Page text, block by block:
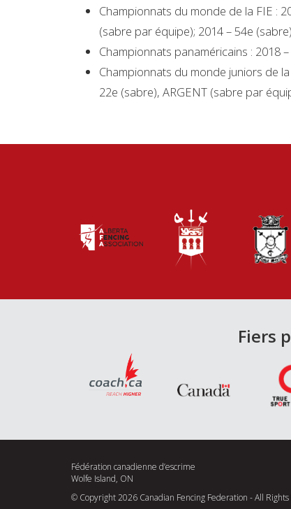
Championnats du monde de la FIE :
(sabre par équipe); 2014 – 54e
Championnats panaméricains : 2018
Championnats du monde juniors de
22e (sabre), ARGENT (sabre par
Fiers
Fédération canadienne d’escrime
Wolfe Island, ON
© Copyright 2026 Canadian Fencing Federation - All